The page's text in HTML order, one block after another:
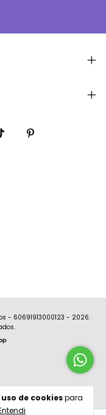
de cookiespara
- 60691913000123 - 2026.